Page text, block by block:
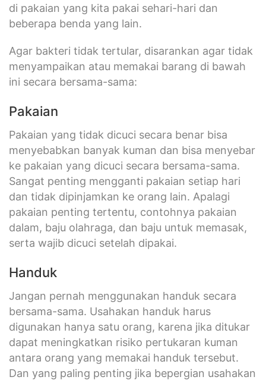
di pakaian yang kita pakai sehari-hari dan
beberapa benda yang lain.
Agar bakteri tidak tertular, disarankan agar tidak
menyampaikan atau memakai barang di bawah
ini secara bersama-sama:
Pakaian
Pakaian yang tidak dicuci secara benar bisa
menyebabkan banyak kuman dan bisa menyebar
ke pakaian yang dicuci secara bersama-sama.
Sangat penting mengganti pakaian setiap hari
dan tidak dipinjamkan ke orang lain. Apalagi
pakaian penting tertentu, contohnya pakaian
dalam, baju olahraga, dan baju untuk memasak,
serta wajib dicuci setelah dipakai.
Handuk
Jangan pernah menggunakan handuk secara
bersama-sama. Usahakan handuk harus
digunakan hanya satu orang, karena jika ditukar
dapat meningkatkan risiko pertukaran kuman
antara orang yang memakai handuk tersebut.
Dan yang paling penting jika bepergian usahakan